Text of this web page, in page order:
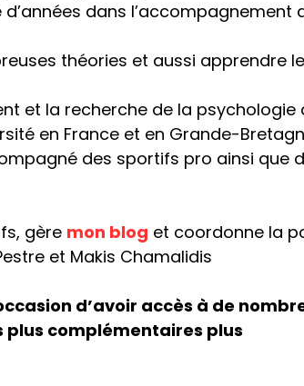
dans l’accompagnement
théories et aussi apprendre
et la recherche de la
en France et en Grande-
des sportifs pro ainsi que
gère mon blog et coordonne la
et Makis Chamalidis
d’avoir accès à de
plus complémentaires plus